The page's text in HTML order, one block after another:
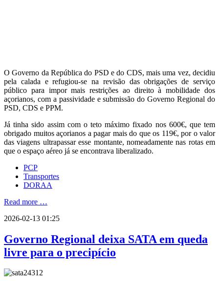
O Governo da República do PSD e do CDS, mais uma vez, decidiu
pela calada e refugiou-se na revisão das obrigações de serviço
público para impor mais restrições ao direito à mobilidade dos
açorianos, com a passividade e submissão do Governo Regional do
PSD, CDS e PPM.
Já tinha sido assim com o teto máximo fixado nos 600€, que tem
obrigado muitos açorianos a pagar mais do que os 119€, por o valor
das viagens ultrapassar esse montante, nomeadamente nas rotas em
que o espaço aéreo já se encontrava liberalizado.
PCP
Transportes
DORAA
Read more …
2026-02-13 01:25
Governo Regional deixa SATA em queda
livre para o precipício